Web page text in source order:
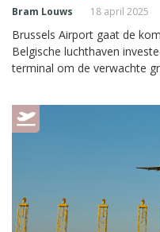
Bram Louws 18 april 2025
Brussels Airport gaat de
Belgische luchthaven
terminal om de verwachte